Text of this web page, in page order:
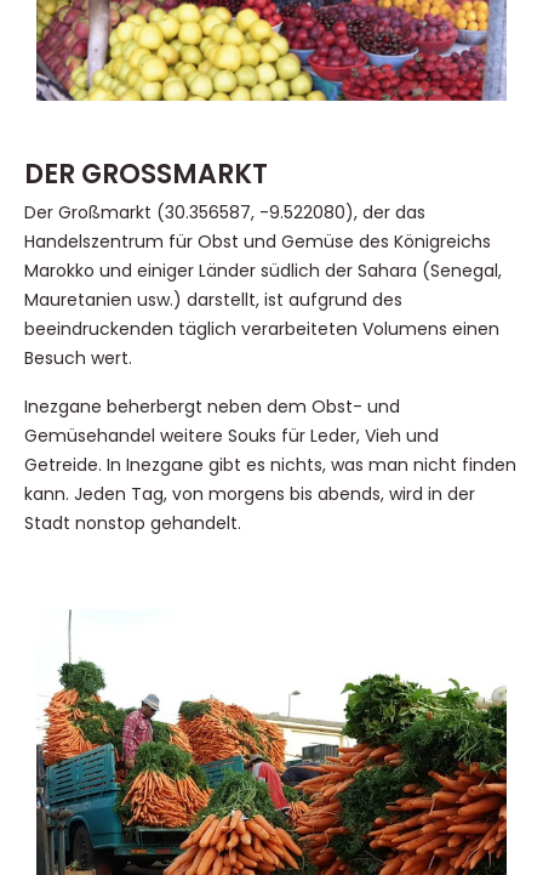
DER GROSSMARKT
Der Großmarkt (30.356587, -9.522080), der das
Handelszentrum für Obst und Gemüse des Königreichs
Marokko und einiger Länder südlich der Sahara (Senegal,
Mauretanien usw.) darstellt, ist aufgrund des
beeindruckenden täglich verarbeiteten Volumens einen
Besuch wert.
Inezgane beherbergt neben dem Obst- und
Gemüsehandel weitere Souks für Leder, Vieh und
Getreide. In Inezgane gibt es nichts, was man nicht finden
kann. Jeden Tag, von morgens bis abends, wird in der
Stadt nonstop gehandelt.